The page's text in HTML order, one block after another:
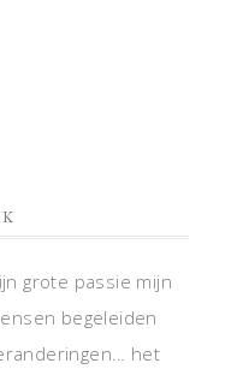
grote passie mijn
begeleiden
het